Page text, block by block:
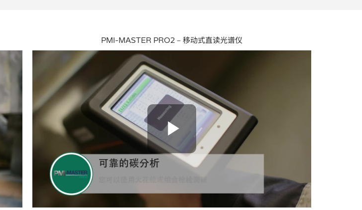
PMI-MASTER PRO2 – 移动式直读光谱仪
Play Video